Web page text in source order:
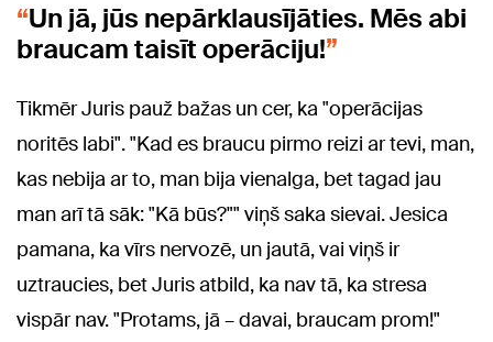
Un jā, jūs nepārklausījāties. Mēs abi
braucam taisīt operāciju!
Tikmēr Juris pauž bažas un cer, ka "operācijas
noritēs labi". "Kad es braucu pirmo reizi ar tevi, man,
kas nebija ar to, man bija vienalga, bet tagad jau
man arī tā sāk: "Kā būs?"" viņš saka sievai. Jesica
pamana, ka vīrs nervozē, un jautā, vai viņš ir
uztraucies, bet Juris atbild, ka nav tā, ka stresa
vispār nav. "Protams, jā – davai, braucam prom!"